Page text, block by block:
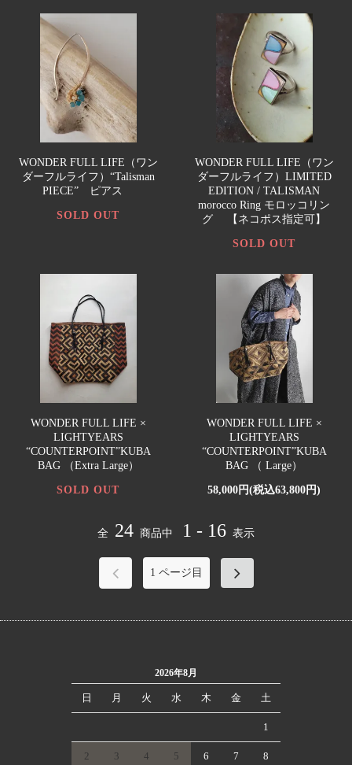
WONDER FULL LIFE（ワン
ダーフルライフ）“Talisman
PIECE” ピアス
SOLD OUT
WONDER FULL LIFE（ワン
ダーフルライフ）LIMITED
EDITION / TALISMAN
morocco Ring モロッコリン
グ 【ネコポス指定可】
SOLD OUT
WONDER FULL LIFE ×
LIGHTYEARS
“COUNTERPOINT”KUBA
BAG （Extra Large）
SOLD OUT
WONDER FULL LIFE ×
LIGHTYEARS
“COUNTERPOINT”KUBA
BAG （ Large）
58,000円(税込63,800円)
全 24 商品中 1 - 16 表示
1 ページ目
2026年8月
日 月 火 水 木 金 土
1
2 3 4 5 6 7 8